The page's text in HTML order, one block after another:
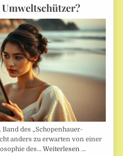
des „Schopenhauer-
anders zu erwarten von einer
des…Weiterlesen …